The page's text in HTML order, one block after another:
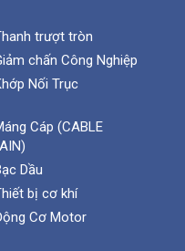
trượt tròn
chấn Công Nghiệp
Nối Trục
Cáp (CABLE
Dầu
bị cơ khí
Cơ Motor